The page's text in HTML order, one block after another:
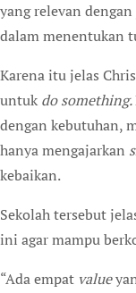
yang relevan dengan
dalam menentukan
Karena itu jelas
untuk do something.
dengan kebutuhan,
hanya mengajarkan
kebaikan.
Sekolah tersebut
ini agar mampu
“Ada empat value